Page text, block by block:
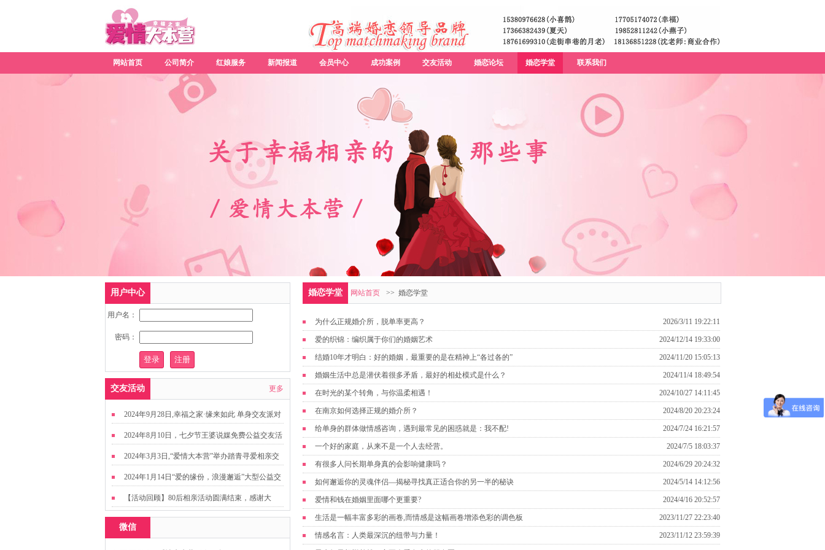
网站首页 公司简介 红娘服务 新闻报道 会员中心 成功案例 交友活动 婚恋论坛 婚恋学堂 联系我们
婚恋学堂 网站首页 >> 婚恋学堂
为什么正规婚介所，脱单率更高？ 2026/3/11 19:22:11
爱的织锦：编织属于你们的婚姻艺术 2024/12/14 19:33:00
结婚10年才明白：好的婚姻，最重要的是在精神上“各过各的” 2024/11/20 15:05:13
婚姻生活中总是潜伏着很多矛盾，最好的相处模式是什么？ 2024/11/4 18:49:54
在时光的某个转角，与你温柔相遇！ 2024/10/27 14:11:45
在南京如何选择正规的婚介所？ 2024/8/20 20:23:24
给单身的群体做情感咨询，遇到最常见的困惑就是：我不配! 2024/7/24 16:21:57
一个好的家庭，从来不是一个人去经营。 2024/7/5 18:03:37
有很多人问长期单身真的会影响健康吗？ 2024/6/29 20:24:32
如何邂逅你的灵魂伴侣—揭秘寻找真正适合你的另一半的秘诀 2024/5/14 14:12:56
爱情和钱在婚姻里面哪个更重要? 2024/4/16 20:52:57
生活是一幅丰富多彩的画卷,而情感是这幅画卷增添色彩的调色板 2023/11/27 22:23:40
情感名言：人类最深沉的纽带与力量！ 2023/11/12 23:59:39
用户中心
用户名：
密码：
交友活动 更多
2024年9月28日,幸福之家·缘来如此 单身交友派对
2024年8月10日，七夕节王婆说媒免费公益交友活
动
2024年3月3日,“爱情大本营”举办踏青寻爱相亲交
友活动
2024年1月14日“爱的缘份，浪漫邂逅”大型公益交
友活动
【活动回顾】80后相亲活动圆满结束，感谢大
家，走出来才有机会扩大缘分哦~
微信